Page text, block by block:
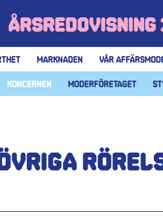
Årsredovisning
Marknaden Vår
Koncernen Moderföretaget
Övriga